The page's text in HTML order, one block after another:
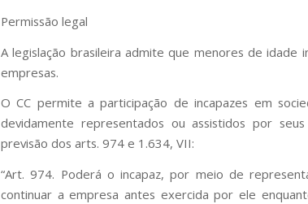
Permissão legal
A legislação brasileira admite que menores de idade
empresas.
O CC permite a participação de incapazes em
devidamente representados ou assistidos por
previsão dos arts. 974 e 1.634, VII:
“Art. 974. Poderá o incapaz, por meio de
continuar a empresa antes exercida por ele